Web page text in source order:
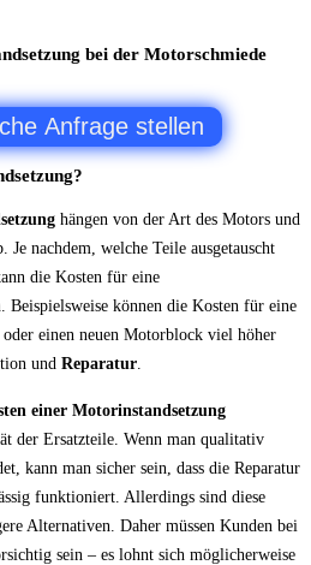
bei der Motorschmiede
Anfrage stellen
hängen von der Art des Motors und
Je nachdem, welche Teile ausgetauscht
die Kosten für eine
Beispielsweise können die Kosten für eine
oder einen neuen Motorblock viel höher
und Reparatur.
einer Motorinstandsetzung
der Ersatzteile. Wenn man qualitativ
kann man sicher sein, dass die Reparatur
funktioniert. Allerdings sind diese
Alternativen. Daher müssen Kunden bei
sein – es lohnt sich möglicherweise